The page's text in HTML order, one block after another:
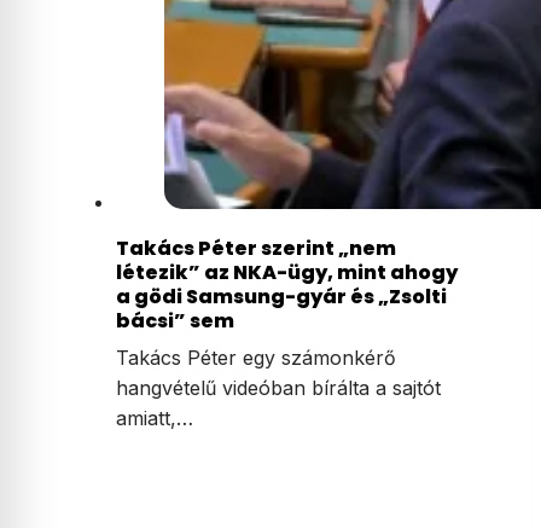
Takács Péter szerint „nem
létezik” az NKA-ügy, mint ahogy
a gödi Samsung-gyár és „Zsolti
bácsi” sem
Takács Péter egy számonkérő
hangvételű videóban bírálta a sajtót
amiatt,…